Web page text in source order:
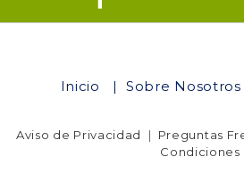
Inicio |Sobre Nosotros
Aviso de Privacidad | Preguntas
Condiciones